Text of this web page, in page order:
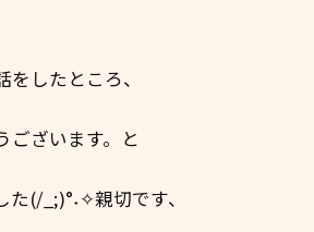
したところ、
ございます。と
(/_;)°˖✧親切です、